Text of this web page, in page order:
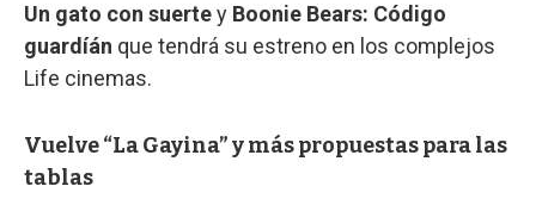
Un gato con suertey Boonie Bears: Código
guardíán que tendrá su estreno en los complejos
Life cinemas.
Vuelve “La Gayina” y más propuestas para las
tablas